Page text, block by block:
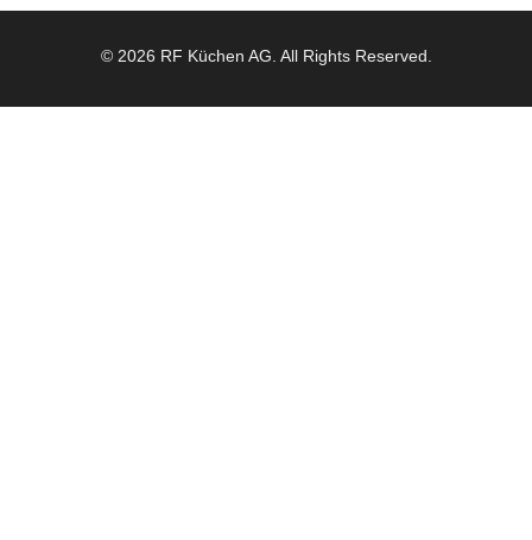
© 2026 RF Küchen AG. All Rights Reserved.